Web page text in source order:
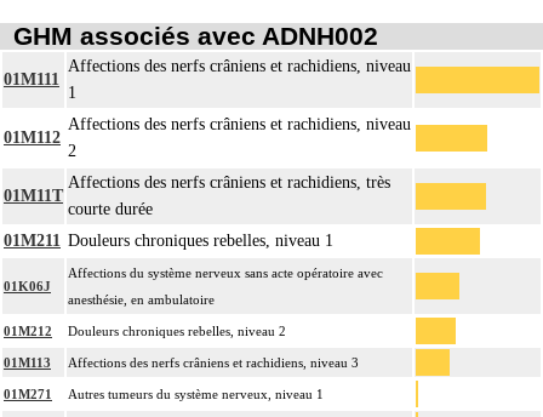
GHM associés avec ADNH002
01M111
Affections des nerfs crâniens et rachidiens, niveau
1
01M112
Affections des nerfs crâniens et rachidiens, niveau
2
01M11T
Affections des nerfs crâniens et rachidiens, très
courte durée
01M211 Douleurs chroniques rebelles, niveau 1
01K06J
Affections du système nerveux sans acte opératoire avec
anesthésie, en ambulatoire
01M212 Douleurs chroniques rebelles, niveau 2
01M113 Affections des nerfs crâniens et rachidiens, niveau 3
01M271 Autres tumeurs du système nerveux, niveau 1